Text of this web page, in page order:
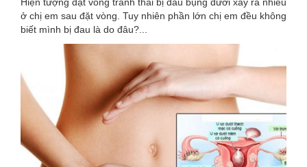
ở chị em sau đặt vòng. Tuy nhiên phần lớn chị em đều không
biết mình bị đau là do đâu?...